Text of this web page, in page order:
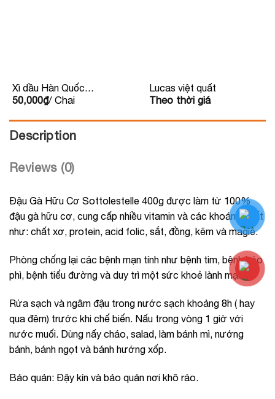
Xì dầu Hàn Quốc
500ml
50,000₫/ Chai
Lucas việt quất
Theo thời giá
Description
Reviews (0)
Đậu Gà Hữu Cơ Sottolestelle 400g được làm từ 100%
đậu gà hữu cơ, cung cấp nhiều vitamin và các khoáng chất
như: chất xơ, protein, acid folic, sắt, đồng, kẽm và magiê.
Phòng chống lại các bệnh mạn tính như bệnh tim, bệnh béo
phì, bệnh tiểu đường và duy trì một sức khoẻ lành mạnh.
Rửa sạch và ngâm đậu trong nước sạch khoảng 8h ( hay
qua đêm) trước khi chế biến. Nấu trong vòng 1 giờ với
nước muối. Dùng nấy cháo, salad, làm bánh mì, nướng
bánh, bánh ngọt và bánh hướng xốp.
Bảo quản: Đậy kín và bảo quản nơi khô ráo.